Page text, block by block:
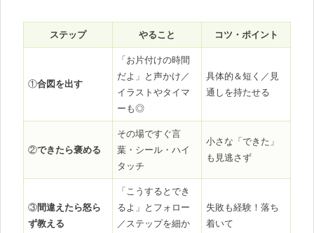
ステップ やること コツ・ポイント
①合図を出す
「お片付けの時間
だよ」と声かけ／
イラストやタイマ
ーも◎
具体的＆短く／見
通しを持たせる
②できたら褒める
その場ですぐ言
葉・シール・ハイ
タッチ
小さな「できた」
も見逃さず
③間違えたら怒ら
ず教える
「こうするとでき
るよ」とフォロー
／ステップを細か
失敗も経験！落ち
着いて